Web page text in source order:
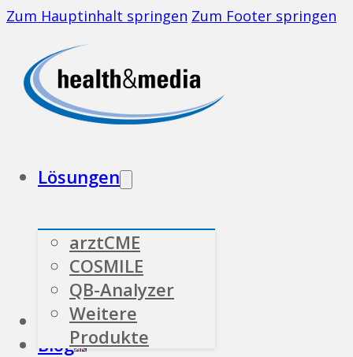
Zum Hauptinhalt springen Zum Footer springen
Lösungen
arztCME
COSMILE
QB-Analyzer
Weitere
Produkte
BranchenÜber uns
Blog